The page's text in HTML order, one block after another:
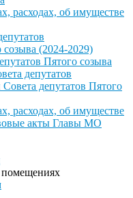
расходах, об имуществе
созыва (2024-2029)
Пятого созыва
депутатов
депутатов Пятого
расходах, об имуществе
акты Главы МО